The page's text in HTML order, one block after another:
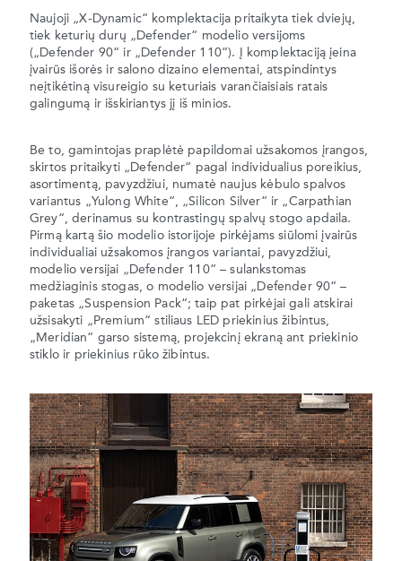
Naujoji „X-Dynamic“ komplektacija pritaikyta tiek dviejų,
tiek keturių durų „Defender“ modelio versijoms
(„Defender 90“ ir „Defender 110“). Į komplektaciją įeina
įvairūs išorės ir salono dizaino elementai, atspindintys
neįtikėtiną visureigio su keturiais varančiaisiais ratais
galingumą ir išskiriantys jį iš minios.
Be to, gamintojas praplėtė papildomai užsakomos įrangos,
skirtos pritaikyti „Defender“ pagal individualius poreikius,
asortimentą, pavyzdžiui, numatė naujus kėbulo spalvos
variantus „Yulong White“, „Silicon Silver“ ir „Carpathian
Grey“, derinamus su kontrastingų spalvų stogo apdaila.
Pirmą kartą šio modelio istorijoje pirkėjams siūlomi įvairūs
individualiai užsakomos įrangos variantai, pavyzdžiui,
modelio versijai „Defender 110“ – sulankstomas
medžiaginis stogas, o modelio versijai „Defender 90“ –
paketas „Suspension Pack“; taip pat pirkėjai gali atskirai
užsisakyti „Premium“ stiliaus LED priekinius žibintus,
„Meridian“ garso sistemą, projekcinį ekraną ant priekinio
stiklo ir priekinius rūko žibintus.